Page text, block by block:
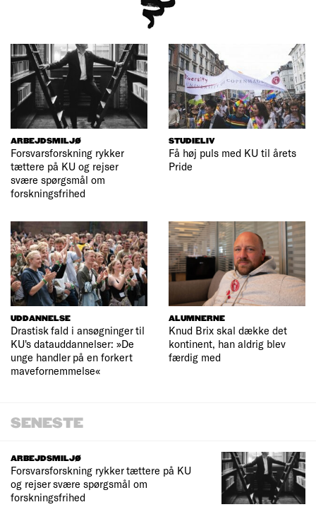
ARBEJDSMILJØ
Forsvarsforskning rykker
tættere på KU og rejser
svære spørgsmål om
forskningsfrihed
STUDIELIV
Få høj puls med KU til årets
Pride
UDDANNELSE
Drastisk fald i ansøgninger til
KU's datauddannelser: »De
unge handler på en forkert
mavefornemmelse«
ALUMNERNE
Knud Brix skal dække det
kontinent, han aldrig blev
færdig med
SENESTE
ARBEJDSMILJØ
Forsvarsforskning rykker tættere på KU
og rejser svære spørgsmål om
forskningsfrihed